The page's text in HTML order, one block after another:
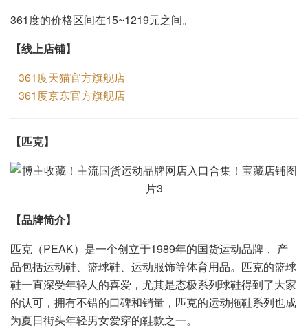
361度的价格区间在15~1219元之间。
【线上店铺】
361度天猫官方旗舰店
361度京东官方旗舰店
【匹克】
【品牌简介】
匹克（PEAK）是一个创立于1989年的国货运动品牌， 产
品包括运动鞋、篮球鞋、运动服饰等体育用品。匹克的篮球
鞋一直深受年轻人的喜爱，尤其是态极系列球鞋得到了大家
的认可，拥有不错的口碑和销量，匹克的运动拖鞋系列也成
为夏日街头年轻男女爱穿的鞋款之一。